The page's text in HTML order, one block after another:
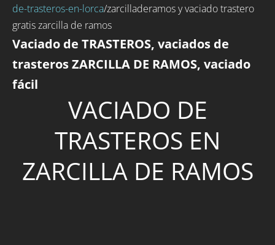
de-trasteros-en-lorca/zarcilladeramos y vaciado trastero
gratis zarcilla de ramos
Vaciado de TRASTEROS, vaciados de
trasteros ZARCILLA DE RAMOS, vaciado
fácil
VACIADO DE
TRASTEROS EN
ZARCILLA DE RAMOS